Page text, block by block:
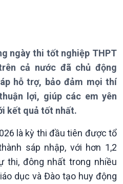
Thời sự 18h
Thời sự 21h30
Bản tin
Chuyên mục
Theo dòng Thời sự
ngày thi tốt nghiệp THPT
cả nước đã chủ động
hỗ trợ, bảo đảm mọi thí
lợi, giúp các em yên
kết quả tốt nhất.
là kỳ thi đầu tiên được tổ
sáp nhập, với hơn 1,2
thi, đông nhất trong nhiều
dục và Đào tạo huy động